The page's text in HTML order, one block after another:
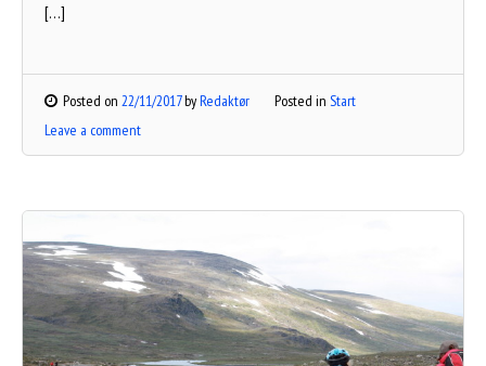
[…]
Posted on 22/11/2017byRedaktør Posted in Start
Leave a comment